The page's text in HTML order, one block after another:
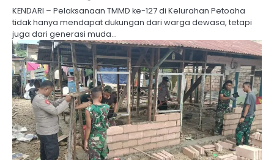
KENDARI – Pelaksanaan TMMD ke-127 di Kelurahan Petoaha
tidak hanya mendapat dukungan dari warga dewasa, tetapi
juga dari generasi muda…